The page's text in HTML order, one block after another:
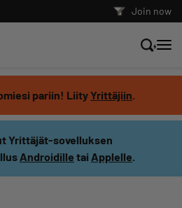
Join now
pariin! LiityYrittäjiin.
Yrittäjät-sovelluksen
Androidille tai Applelle.
and training